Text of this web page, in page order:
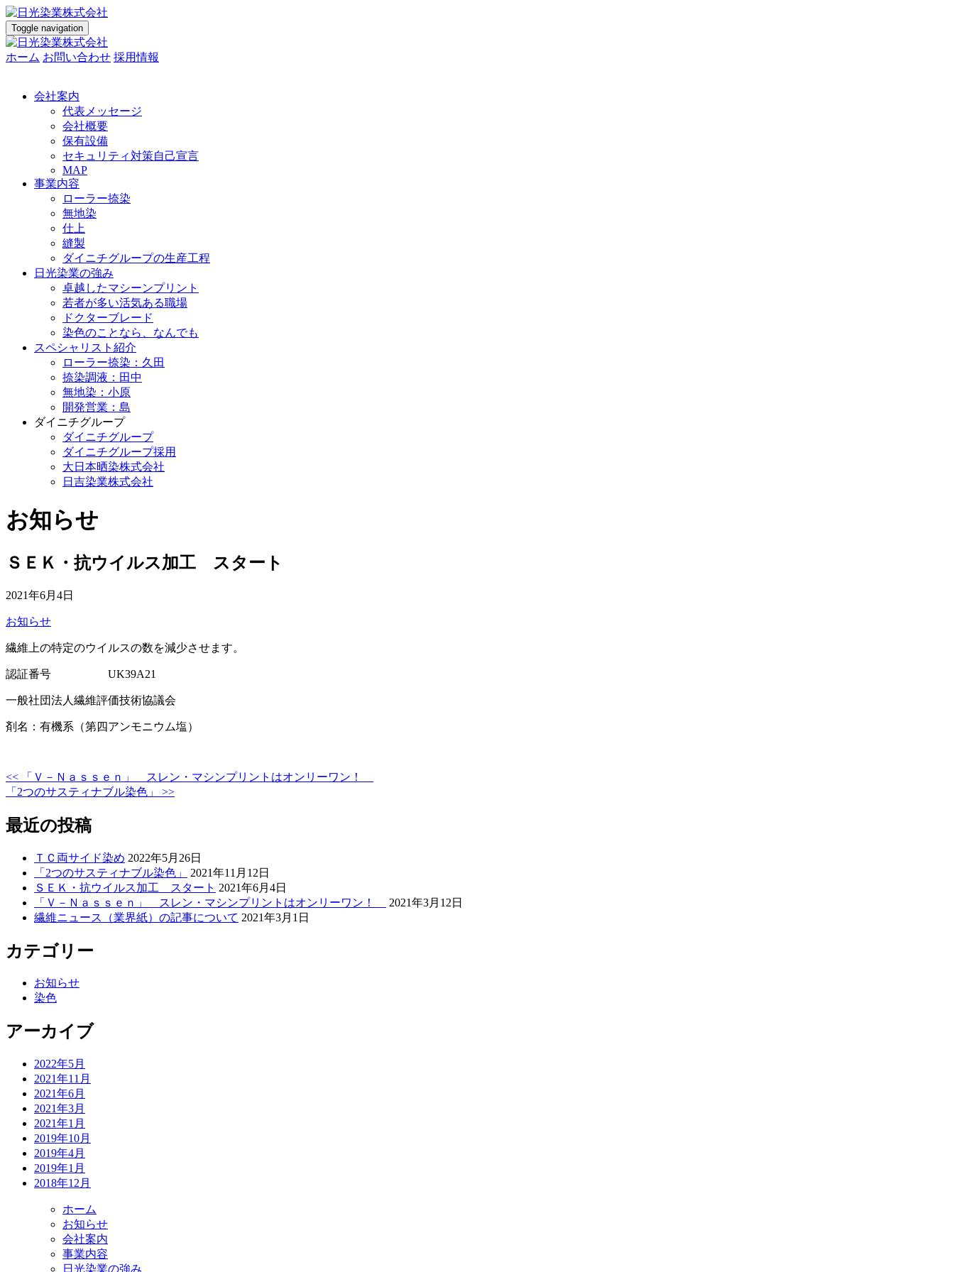
Toggle navigation
ホーム お問い合わせ 採用情報
会社案内
代表メッセージ
会社概要
保有設備
セキュリティ対策自己宣言
MAP
事業内容
ローラー捺染
無地染
仕上
縫製
ダイニチグループの生産工程
日光染業の強み
卓越したマシーンプリント
若者が多い活気ある職場
ドクターブレード
染色のことなら、なんでも
スペシャリスト 紹介
ローラー捺染：久田
捺染調液：田中
無地染：小原
開発営業：島
ダイニチグループ
ダイニチグループ
ダイニチグループ採用
大日本晒染株式会社
日吉染業株式会社
お知らせ
ＳＥＫ・抗ウイルス加工 スタート
2021年6月4日
お知らせ
繊維上の特定のウイルスの数を減少させます。
認証番号 UK39A21
一般社団法人繊維評価技術協議会
剤名：有機系（第四アンモニウム塩）
投
稿
ナ
ョ
ン
<< 「Ｖ－Ｎａｓｓｅｎ」 スレン・マシンプリントはオンリーワン！
「2つのサスティナブル染色」 >>
最近の投稿
ＴＣ両サイド染め 2022年5月26日
「2つのサスティナブル染色」
2021年11月12日
ＳＥＫ・抗ウイルス加工 スタート 2021年6月4日
「Ｖ－Ｎａｓｓｅｎ」 スレン・マシンプリントはオンリーワン！
2021年3月12日
繊維ニュース（業界紙）の記事について 2021年3月1日
カテゴリー
お知らせ
染色
アーカイブ
2022年5月
2021年11月
2021年6月
2021年3月
2021年1月
2019年10月
2019年4月
2019年1月
2018年12月
ホーム
お知らせ
会社案内
事業内容
日光染業の強み